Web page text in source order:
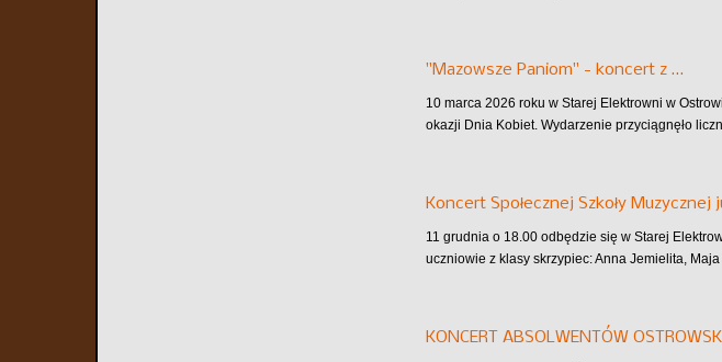
"Mazowsze Paniom" - koncert z …
10 marca 2026 roku w Starej Elektrowni w
okazji Dnia Kobiet. Wydarzenie przyciągnęło
Koncert Społecznej Szkoły Muzycznej
11 grudnia o 18.00 odbędzie się w Starej
uczniowie z klasy skrzypiec: Anna Jemielita,
KONCERT ABSOLWENTÓW